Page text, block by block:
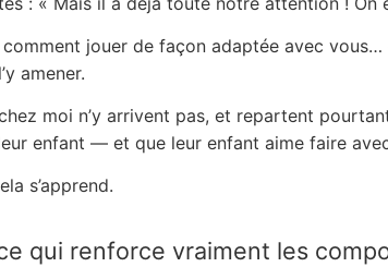
jouer de façon adaptée avec
amener.
moi n’y arrivent pas, et repartent
enfant — et que leur enfant aime faire
s’apprend.
qui renforce vraiment les